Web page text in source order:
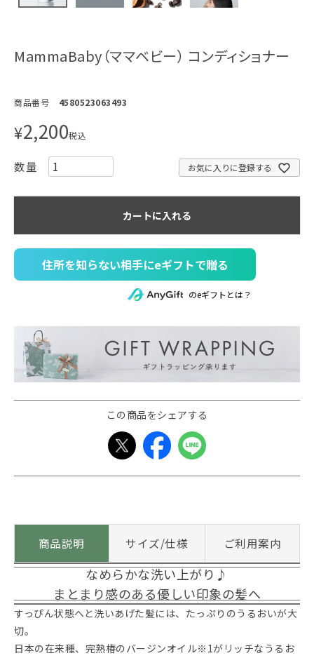
MammaBaby（ママベビー） コンディショナー
商品番号 4580523063493
¥2,200税込
お気に入りに登録する
カートに入れる
住所を知らない相手にeギフトで贈る
のeギフトとは？
この商品をシェアする
商品説明 サイズ/仕様 ご利用案内
なめらかな洗い上がり♪
まとまり感のある優しい印象の髪へ
すっぴん状態へと洗いあげた髪には、たっぷりのうるおいが大
切。
日本の在来種、完熟椿のバージンオイル※1がリッチなうるお